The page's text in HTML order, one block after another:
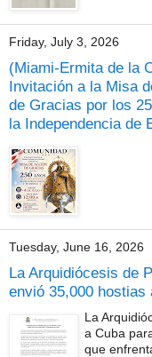
Friday, July 3, 2026
(Miami-Ermita de la
Invitación a la Misa
de Gracias por los
la Independencia de
Tuesday, June 16, 2026
La Arquidiócesis de
envió 35,000 hostias
La
a Cuba
que